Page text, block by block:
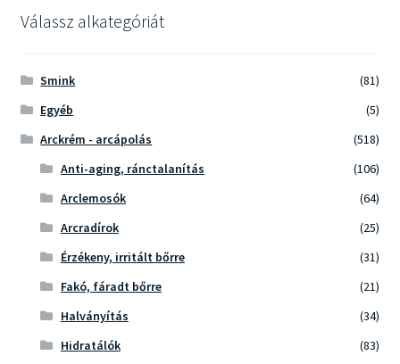
Válassz alkategóriát
Smink
(81)
Egyéb
(5)
Arckrém - arcápolás
(518)
Anti-aging, ránctalanítás
(106)
Arclemosók
(64)
Arcradírok
(25)
Érzékeny, irritált bőrre
(31)
Fakó, fáradt bőrre
(21)
Halványítás
(34)
Hidratálók
(83)